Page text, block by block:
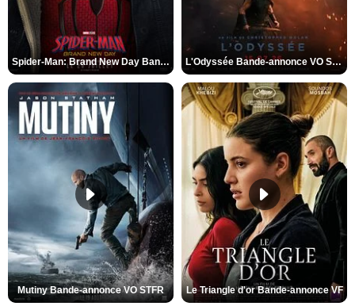
Spider-Man: Brand New Day Bande-annonce VO STFR L'Odyssée Bande-annonce VO STFR
Mutiny Bande-annonce VO STFR Le Triangle d'or Bande-annonce VF